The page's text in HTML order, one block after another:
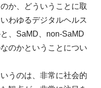
か、どういうことに取
わゆるデジタルヘルス
、SaMD、non-SaMD
のかということについ
うのは、非常に社会的